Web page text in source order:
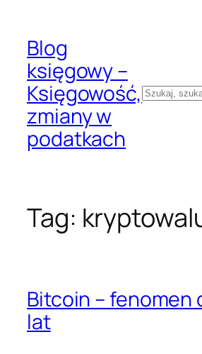
treściBlog
księgowy –
Księgowość,
zmiany w
podatkach
Szukaj
Tag:
Bitcoin –
lat